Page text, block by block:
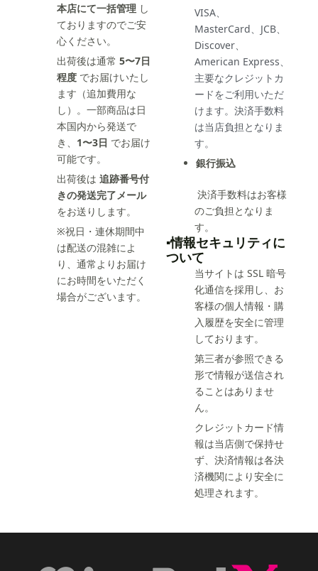
本店にて一括管理 し
ておりますのでご安
心ください。
出荷後は通常 5〜7日
程度 でお届けいたし
ます（追加費用な
し）。一部商品は日
本国内から発送で
き、 1〜3日 でお届け
可能です。
出荷後は 追跡番号付
きの発送完了メール
をお送りします。
※祝日・連休期間中
は配送の混雑によ
り、通常よりお届け
にお時間をいただく
場合がございます。
VISA、
MasterCard、JCB、
Discover、
American Express、
主要なクレジットカ
ードをご利用いただ
けます。決済手数料
は当店負担となりま
す。
銀行振込
決済手数料はお客様
のご負担となりま
す。
▪️情報セキュリティに
ついて
当サイトは SSL 暗号
化通信を採用し、お
客様の個人情報・購
入履歴を安全に管理
しております。
第三者が参照できる
形で情報が送信され
ることはありませ
ん。
クレジットカード情
報は当店側で保持せ
ず、決済情報は各決
済機関により安全に
処理されます。